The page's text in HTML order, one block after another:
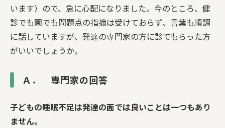
います）ので、急に心配になりました。今のところ、健
診でも園でも問題点の指摘は受けておらず、言葉も順調
に話していますが、発達の専門家の方に診てもらった方
がいいでしょうか。
Ａ． 専門家の回答
子どもの睡眠不足は発達の面では良いことは一つもあり
ません。